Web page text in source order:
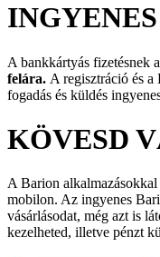
INGYENES
A bankkártyás fizetésnek a
felára. A regisztráció és
fogadás és küldés
KÖVESD
A Barion alkalmazásokkal
mobilon. Az ingyenes
vásárlásodat, még azt is
kezelheted, illetve pénzt